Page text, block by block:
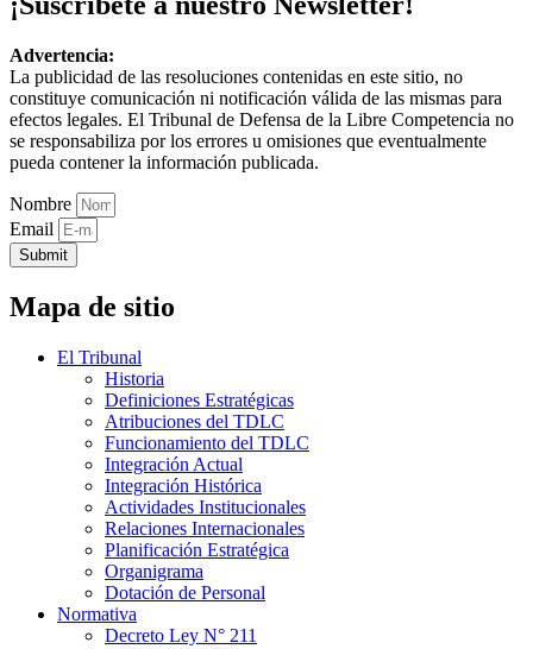
Advertencia:
La publicidad de las resoluciones contenidas en este sitio, no
constituye comunicación ni notificación válida de las mismas para
efectos legales. El Tribunal de Defensa de la Libre Competencia no
se responsabiliza por los errores u omisiones que eventualmente
pueda contener la información publicada.
Nombre
Email
Submit
Mapa de sitio
El Tribunal
Historia
Definiciones Estratégicas
Atribuciones del TDLC
Funcionamiento del TDLC
Integración Actual
Integración Histórica
Actividades Institucionales
Relaciones Internacionales
Planificación Estratégica
Organigrama
Dotación de Personal
Normativa
Decreto Ley N° 211